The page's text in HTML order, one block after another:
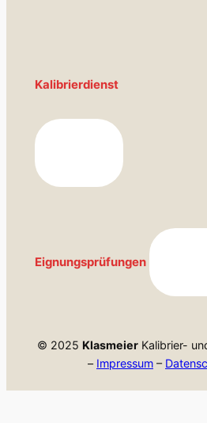
Kalibrierdienst
Eignungsprüfungen
© 2025 Klasmeier Kalibrier-
– Impressum –